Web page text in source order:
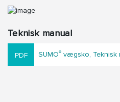
Teknisk manual
SUMO® vægsko, Teknisk